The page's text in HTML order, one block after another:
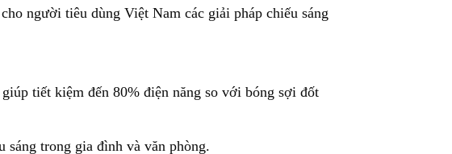
người tiêu dùng Việt Nam các giải pháp chiếu sáng
tiết kiệm đến 80% điện năng so với bóng sợi đốt
sáng trong gia đình và văn phòng.